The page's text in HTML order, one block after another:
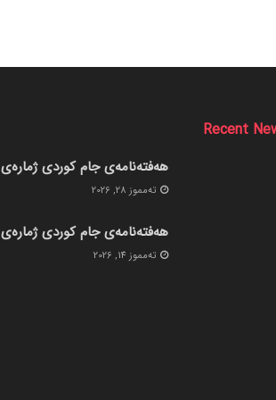
Recent
هەفتەنامەی جام کوردی ژمارەی 432
ته‌مموز 28, 2026
هەفتەنامەی جام کوردی ژمارەی 431
ته‌مموز 14, 2026